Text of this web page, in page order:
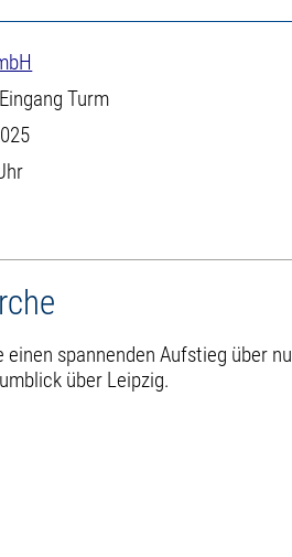
Turm
spannenden Aufstieg über
über Leipzig.